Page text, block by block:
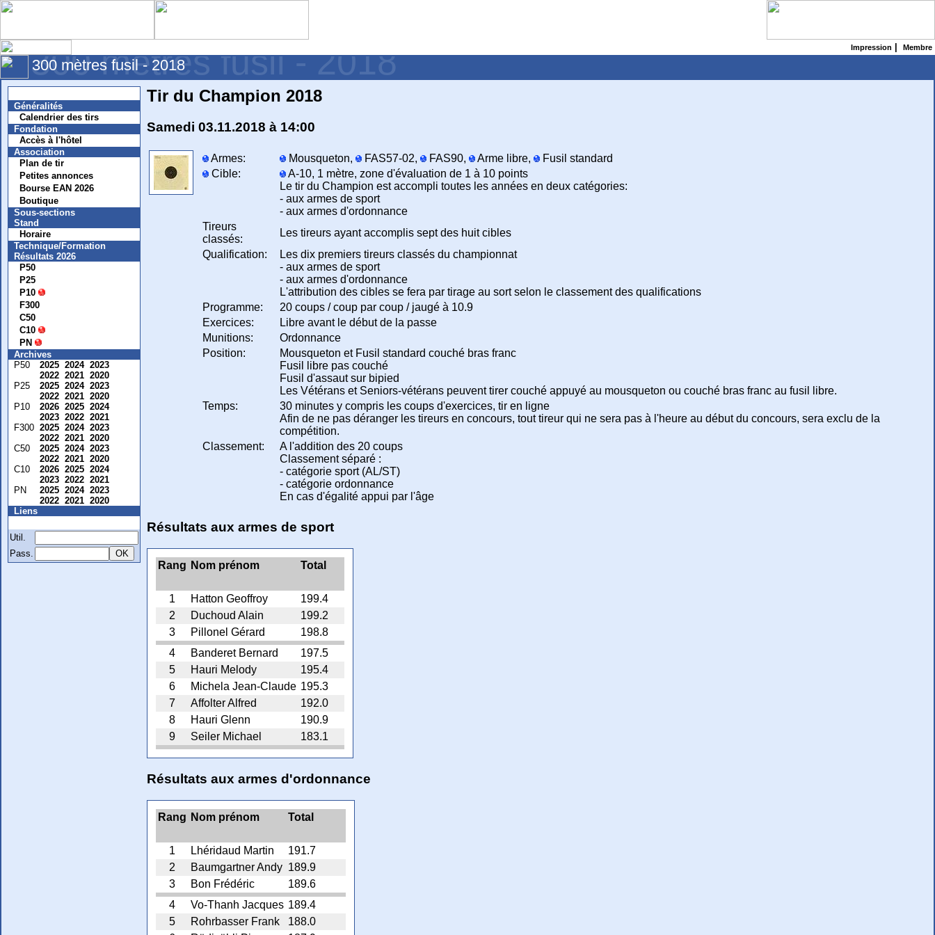
Impression Membre
300 mètres fusil - 2018
300 mètres fusil - 2018
Généralités
Calendrier des tirs
Fondation
Accès à l'hôtel
Association
Plan de tir
Petites annonces
Bourse EAN 2026
Boutique
Sous-sections
Stand
Horaire
Technique/Formation
Résultats 2026
P50
P25
P10
F300
C50
C10
PN
Archives
P50
2025 2024 2023
2022 2021 2020
P25
2025 2024 2023
2022 2021 2020
P10
2026 2025 2024
2023 2022 2021
F300 2025 2024 2023
2022 2021 2020
C50
2025 2024 2023
2022 2021 2020
C10
2026 2025 2024
2023 2022 2021
PN
2025 2024 2023
2022 2021 2020
Liens
Util.
Pass.
Tir du Champion 2018
Samedi 03.11.2018 à 14:00
Armes: Mousqueton, FAS57-02, FAS90, Arme libre,
Fusil standard
Cible:
A-10, 1 mètre, zone d'évaluation de 1 à 10 points
Le tir du Champion est accompli toutes les années en deux catégories:
- aux armes de sport
- aux armes d'ordonnance
Tireurs
classés:
Les tireurs ayant accomplis sept des huit cibles
Qualification:
Les dix premiers tireurs classés du championnat
- aux armes de sport
- aux armes d'ordonnance
L'attribution des cibles se fera par tirage au sort selon le classement des qualifications
Programme:
20 coups / coup par coup / jaugé à 10.9
Exercices:
Libre avant le début de la passe
Munitions:
Ordonnance
Position:
Mousqueton et Fusil standard couché bras franc
Fusil libre pas couché
Fusil d'assaut sur bipied
Les Vétérans et Seniors-vétérans peuvent tirer couché appuyé au mousqueton ou couché bras franc au fusil libre.
Temps:
30 minutes y compris les coups d'exercices, tir en ligne
Afin de ne pas déranger les tireurs en concours, tout tireur qui ne sera pas à l'heure au début du concours, sera exclu de la
compétition.
Classement:
A l'addition des 20 coups
Classement séparé :
- catégorie sport (AL/ST)
- catégorie ordonnance
En cas d'égalité appui par l'âge
Résultats aux armes de sport
Rang Nom prénom Total
1 Hatton Geoffroy
199.4
2
Duchoud Alain
199.2
3
Pillonel Gérard
198.8
4
Banderet Bernard
197.5
5
Hauri Melody
195.4
6
Michela Jean-Claude 195.3
7
Affolter Alfred
192.0
8
Hauri Glenn
190.9
9
Seiler Michael 183.1
Résultats aux armes d'ordonnance
Rang Nom prénom Total
1 Lhéridaud Martin
191.7
2
Baumgartner Andy 189.9
3
Bon Frédéric
189.6
4
Vo-Thanh Jacques 189.4
5
Rohrbasser Frank
188.0